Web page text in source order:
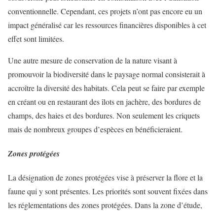
conventionnelle. Cependant, ces projets n’ont pas encore eu un
impact généralisé car les ressources financières disponibles à cet
effet sont limitées.
Une autre mesure de conservation de la nature visant à
promouvoir la biodiversité dans le paysage normal consisterait à
accroître la diversité des habitats. Cela peut se faire par exemple
en créant ou en restaurant des îlots en jachère, des bordures de
champs, des haies et des bordures. Non seulement les criquets
mais de nombreux groupes d’espèces en bénéficieraient.
Zones protégées
La désignation de zones protégées vise à préserver la flore et la
faune qui y sont présentes. Les priorités sont souvent fixées dans
les réglementations des zones protégées. Dans la zone d’étude,